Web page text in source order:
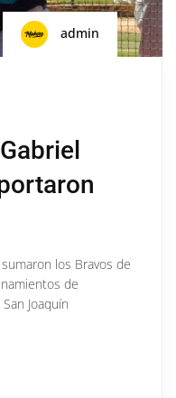
admin
los Bravos de
de
Joaquín